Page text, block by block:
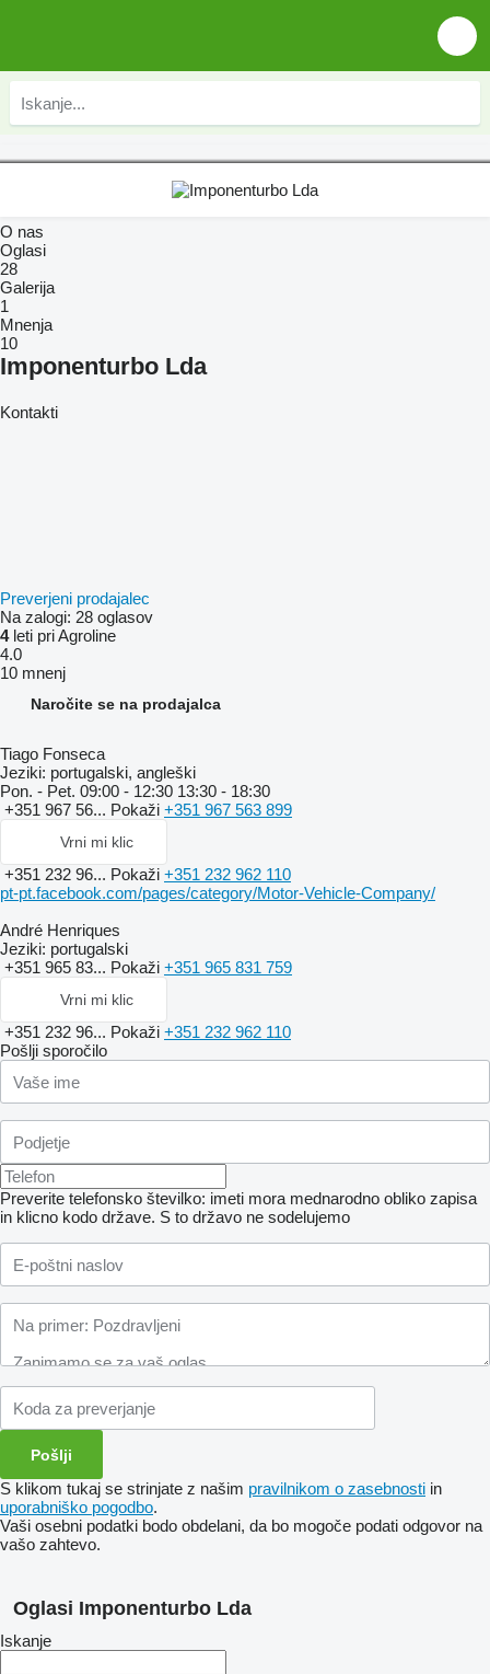
O nas
Oglasi
28
Galerija
1
Mnenja
10
Imponenturbo Lda
Kontakti
Preverjeni prodajalec
Na zalogi: 28 oglasov
4leti pri Agroline
4.0
10 mnenj
Naročite se na prodajalca
Tiago Fonseca
Jeziki: portugalski, angleški
Pon. - Pet. 09:00 - 12:30 13:30 - 18:30
+351 967 56... Pokaži +351 967 563 899
Vrni mi klic
+351 232 96... Pokaži +351 232 962 110
pt-pt.facebook.com/pages/category/Motor-Vehicle-Company/
André Henriques
Jeziki: portugalski
+351 965 83... Pokaži +351 965 831 759
Vrni mi klic
+351 232 96... Pokaži +351 232 962 110
Pošlji sporočilo
Preverite telefonsko številko: imeti mora mednarodno obliko zapisa
in klicno kodo države. S to državo ne sodelujemo
S klikom tukaj se strinjate z našim pravilnikom o zasebnosti in
uporabniško pogodbo.
Vaši osebni podatki bodo obdelani, da bo mogoče podati odgovor na
vašo zahtevo.
Oglasi Imponenturbo Lda
Iskanje